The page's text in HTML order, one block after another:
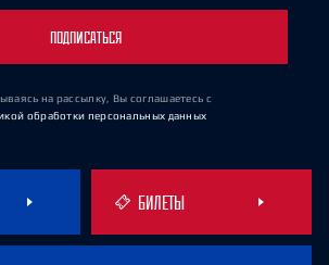
ПОДПИСАТЬСЯ
на рассылку, Вы соглашаетесь с
обработки персональных данных
БИЛЕТЫ